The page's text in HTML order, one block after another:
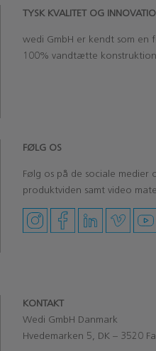
TYSK KVALITET OG
wedi GmbH er kendt som en
100% vandtætte
FØLG OS
Følg os på de sociale medier
produktviden samt video
KONTAKT
Wedi GmbH Danmark
Hvedemarken 5, DK – 3520